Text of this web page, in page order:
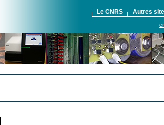
Le CNRS Autres